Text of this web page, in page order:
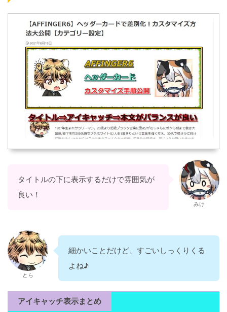
タイトルの下に表示するだけで雰囲気が
良い！
みけ
とら
細かいことだけど、すごいしっくりくる
よね♪
アイキャッチ表示まとめ